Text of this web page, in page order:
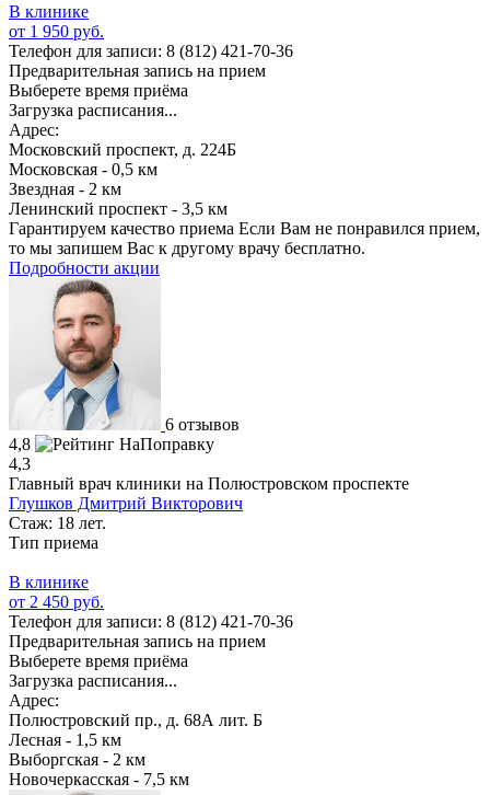
В клинике
от 1 950 руб.
Телефон для записи: 8 (812) 421-70-36
Предварительная запись на прием
Выберете время приёма
Загрузка расписания...
Адрес:
Московский проспект, д. 224Б
Московская - 0,5 км
Звездная - 2 км
Ленинский проспект - 3,5 км
Гарантируем качество приема Если Вам не понравился прием,
то мы запишем Вас к другому врачу бесплатно.
Подробности акции
6 отзывов
4,8
4,3
Главный врач клиники на Полюстровском проспекте
Глушков Дмитрий Викторович
Стаж: 18 лет.
Тип приема
В клинике
от 2 450 руб.
Телефон для записи: 8 (812) 421-70-36
Предварительная запись на прием
Выберете время приёма
Загрузка расписания...
Адрес:
Полюстровский пр., д. 68А лит. Б
Лесная - 1,5 км
Выборгская - 2 км
Новочеркасская - 7,5 км